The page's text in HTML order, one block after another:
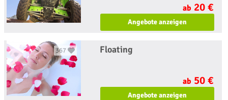
ab 20 €
Angebote anzeigen
367 Floating
ab 50 €
Angebote anzeigen